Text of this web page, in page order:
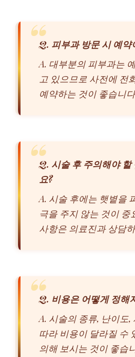
Q. 피부과 방문 시 예약
A. 대부분의 피부과는
고 있으므로 사전에 전
예약하는 것이 좋습니
Q. 시술 후 주의해야 할
요?
A. 시술 후에는 햇볕을
극을 주지 않는 것이 중
사항은 의료진과 상담
Q. 비용은 어떻게 정해
A. 시술의 종류, 난이도
따라 비용이 달라질 수
의해 보시는 것이 좋습